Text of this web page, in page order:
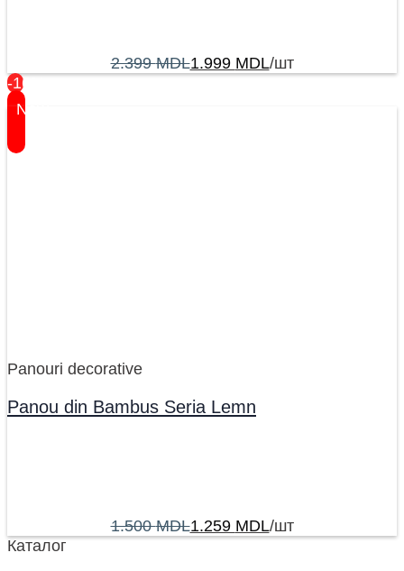
2.399MDL1.999 MDL/шт
-16%
New
Panouri decorative
Panou din Bambus Seria Lemn
1.500MDL1.259 MDL/шт
Каталог